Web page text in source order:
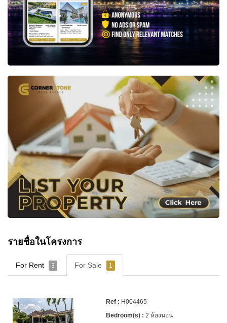
รายชื่อในโครงการ
For Rent 3 For Sale 1
H004465
2 ห้องนอน